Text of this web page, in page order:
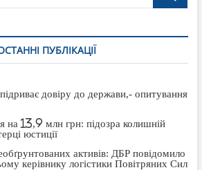
ПУБЛІКАЦІЇ
довіру до держави,- опитування
на 13,9 млн грн: підозра колишній
юстиції
активів: ДБР повідомило
керівнику логістики Повітряних Сил